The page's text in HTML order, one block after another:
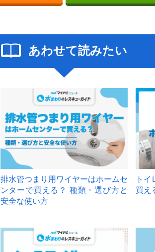
あわせて読みたい
排水管つまり用ワイヤーはホームセ
ンターで買える？ 種類・選び方と
安全な使い方
ト
買え